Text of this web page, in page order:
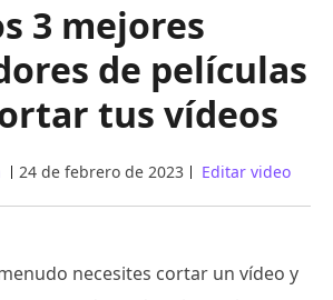
3 mejores
de películas
tus vídeos
24 de febrero de 2023 Editar video
necesites cortar un vídeo y